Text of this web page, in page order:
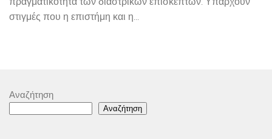
στιγμές που η επιστήμη και η...
Αναζήτηση
Αναζήτηση